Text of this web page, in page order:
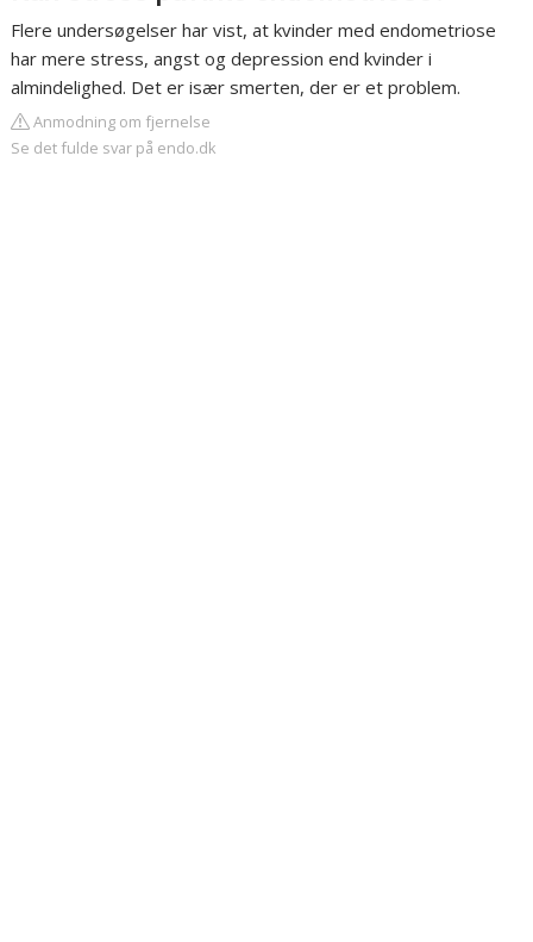
Flere undersøgelser har vist, at kvinder med endometriose
har mere stress, angst og depression end kvinder i
almindelighed. Det er især smerten, der er et problem.
Anmodning om fjernelse
Se det fulde svar på endo.dk